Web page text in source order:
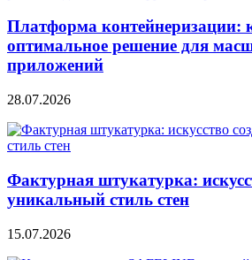
Платформа контейнеризации:
оптимальное решение для
приложений
28.07.2026
Фактурная штукатурка:
уникальный стиль стен
15.07.2026